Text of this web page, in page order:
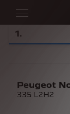
1.
Peugeot
335 L2H2